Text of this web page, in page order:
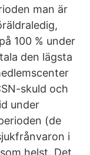
man är
100 % under
den lägsta
skuld och
under
(de
i
helst. Det